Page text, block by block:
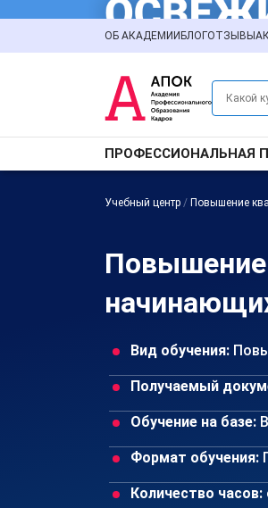
ОБ АКАДЕМИИ БЛОГОТЗЫВЫ
ПРОФЕССИОНАЛЬНАЯ
Учебный центр / Повышение
Повышение
Вид обучения:
Получаемый
Обучение на базе:
Формат обучения:
Количество часов: